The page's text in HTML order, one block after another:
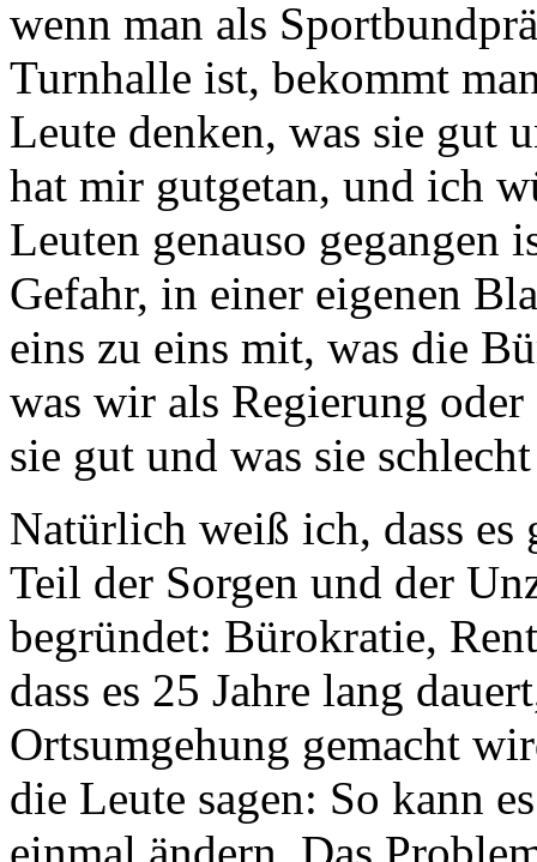
wenn man als
Turnhalle ist, bekommt
Leute denken, was sie gut
hat mir gutgetan, und ich
Leuten genauso gegangen
Gefahr, in einer eigenen
eins zu eins mit, was die
was wir als Regierung
sie gut und was sie
Natürlich weiß ich, dass
Teil der Sorgen und der
begründet: Bürokratie,
dass es 25 Jahre lang
Ortsumgehung gemacht
die Leute sagen: So kann